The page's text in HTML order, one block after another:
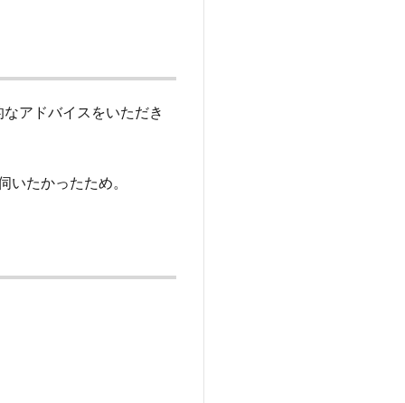
アドバイスをいただき
いたかったため。